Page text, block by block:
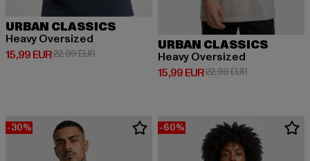
URBAN CLASSICS
Heavy Oversized
15,99 EUR
Derzeitiger Preis: 15,99 EUR
22,99 EURAktionspreis: 22,99 EUR
URBAN CLASSICS
Heavy Oversized
15,99 EUR
Derzeitiger Preis: 15,99 EUR
22,99 EURAktionspreis:
-30% -60%